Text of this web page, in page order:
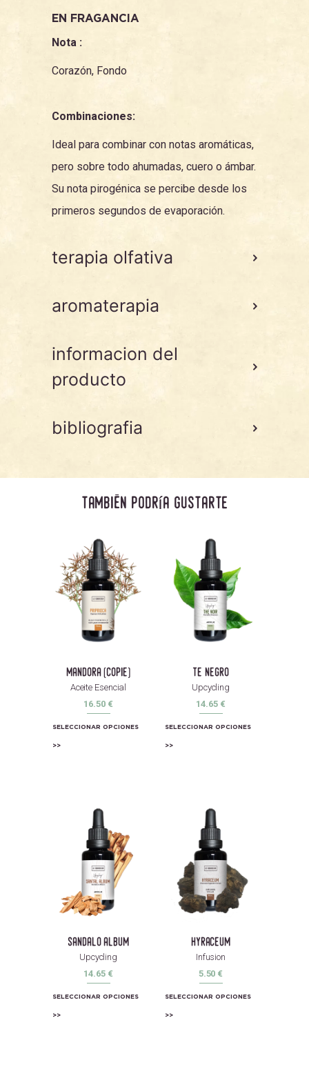
EN FRAGANCIA
Nota :
Corazón, Fondo
Combinaciones:
Ideal para combinar con notas aromáticas,
pero sobre todo ahumadas, cuero o ámbar.
Su nota pirogénica se percibe desde los
primeros segundos de evaporación.
terapia olfativa
aromaterapia
informacion del
producto
bibliografia
también podría gustarte
mandora (copie)
Aceite Esencial
16.50 €
SELECCIONAR OPCIONES
te negro
Upcycling
14.65 €
SELECCIONAR OPCIONES
sandalo album
Upcycling
14.65 €
SELECCIONAR OPCIONES
hyraceum
Infusion
5.50 €
SELECCIONAR OPCIONES